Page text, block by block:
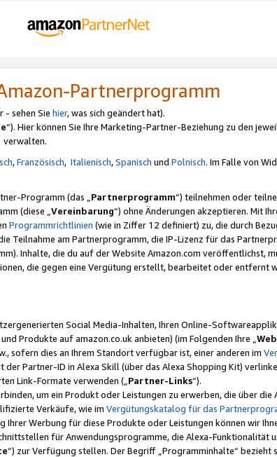
Partnerprogramm
- sehen Sie hier, was sich geändert hat).
“). Hier können Sie Ihre Marketing-Partner-Beziehung zu den
verwalten.
,Französisch, Italienisch,Spanisch und Polnisch. Im Falle von
Programm (das „Partnerprogramm“) teilnehmen oder
(diese „Vereinbarung“) ohne Änderungen akzeptieren. Mit
Programmrichtlinien (wie in Ziffer 12 definiert) zu, die durch
Teilnahme am Partnerprogramm, die IP-Lizenz für das
Inhalte, die du auf der Website Amazon.com veröffentlichst,
die gegen eine Vergütung erstellt, bearbeitet oder entfernt
Social Media-Inhalten, Ihren Online-
Produkte auf amazon.co.uk anbieten) (im Folgenden Ihre „
sofern dies an Ihrem Standort verfügbar ist, einer anderen im
der Partner-ID in Alexa Skill (über das Alexa Shopping Kit)
Link-Formate verwenden („ Partner-Links“).
um ein Produkt oder Leistungen zu erwerben, die über
Verkäufe, wie im Vergütungskatalog für das
Werbung für diese Produkte oder Leistungen können wir
für Anwendungsprogramme, die Alexa-Funktionalität
“) zur Verfügung stellen. Der Begriff „Programminhalte“ bezieht